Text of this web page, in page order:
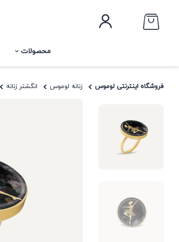
محصولات
فروشگاه اینترنتی لوموس زنانه لوموس انگشتر زنانه